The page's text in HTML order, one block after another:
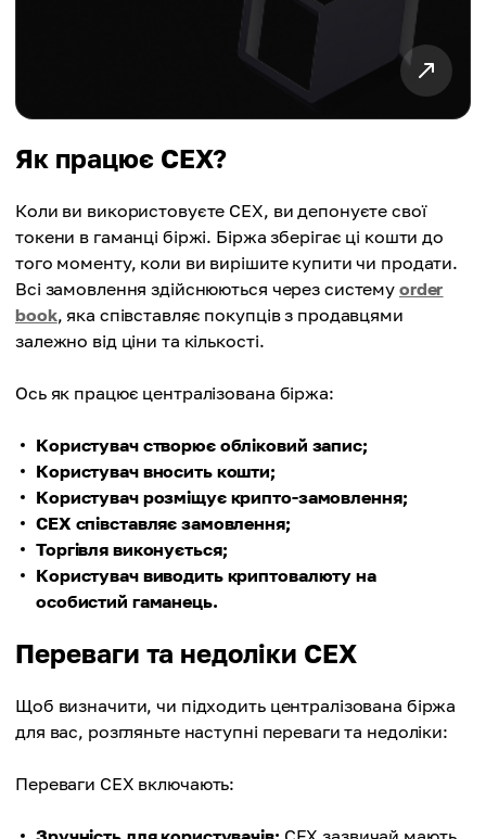
Як працює CEX?
Коли ви використовуєте CEX, ви депонуєте свої
токени в гаманці біржі. Біржа зберігає ці кошти до
того моменту, коли ви вирішите купити чи продати.
Всі замовлення здійснюються через систему order
book, яка співставляє покупців з продавцями
залежно від ціни та кількості.
Ось як працює централізована біржа:
Користувач створює обліковий запис;
Користувач вносить кошти;
Користувач розміщує крипто-замовлення;
CEX співставляє замовлення;
Торгівля виконується;
Користувач виводить криптовалюту на
особистий гаманець.
Переваги та недоліки CEX
Щоб визначити, чи підходить централізована біржа
для вас, розгляньте наступні переваги та недоліки:
Переваги CEX включають: